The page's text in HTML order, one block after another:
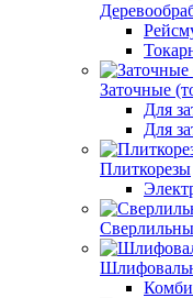
Заточные
Для
Для
Плиткорезы